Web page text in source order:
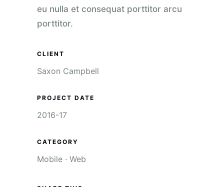
eu nulla et consequat porttitor arcu
porttitor.
CLIENT
Saxon Campbell
PROJECT DATE
2016-17
CATEGORY
Mobile · Web